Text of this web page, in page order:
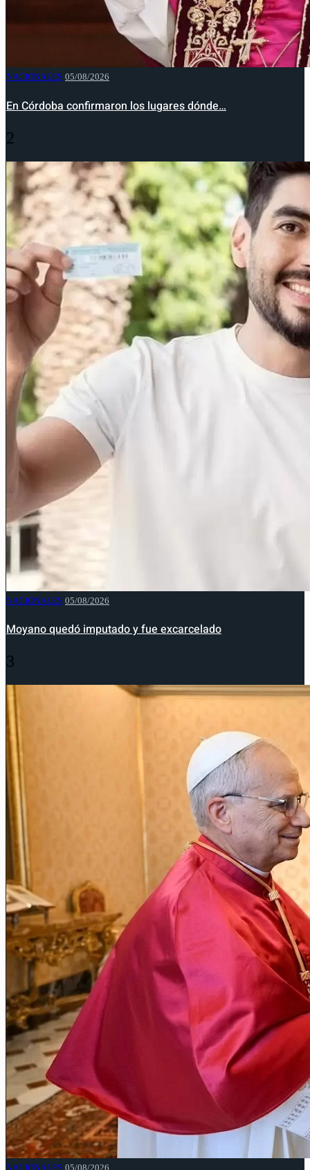
NACIONALES 05/08/2026
En Córdoba confirmaron los lugares dónde…
2
NACIONALES 05/08/2026
Moyano quedó imputado y fue excarcelado
3
NACIONALES 05/08/2026